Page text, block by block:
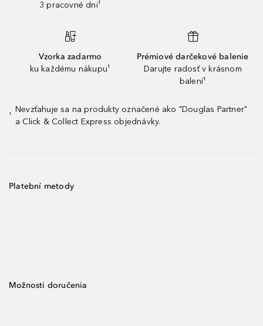
3 pracovné dni¹
Vzorka zadarmo
ku každému nákupu¹
Prémiové darčekové balenie
Darujte radosť v krásnom
balení¹
¹
Nevzťahuje sa na produkty označené ako "Douglas Partner"
a Click & Collect Express objednávky.
Platební metody
Možnosti doručenia